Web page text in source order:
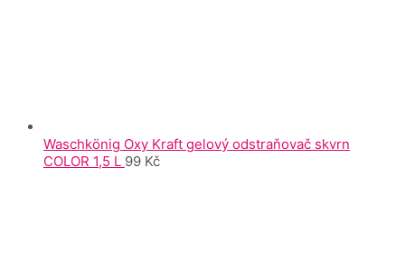
Waschkönig Oxy Kraft gelový odstraňovač skvrn
COLOR 1,5 L 99 Kč